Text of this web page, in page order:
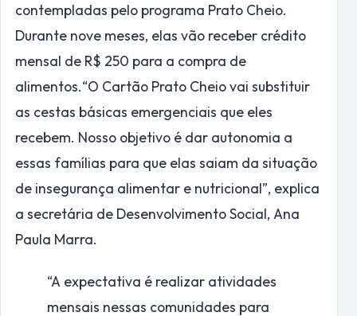
contempladas pelo programa Prato Cheio.
Durante nove meses, elas vão receber crédito
mensal de R$ 250 para a compra de
alimentos.“O Cartão Prato Cheio vai substituir
as cestas básicas emergenciais que eles
recebem. Nosso objetivo é dar autonomia a
essas famílias para que elas saiam da situação
de insegurança alimentar e nutricional”, explica
a secretária de Desenvolvimento Social, Ana
Paula Marra.
“A expectativa é realizar atividades
mensais nessas comunidades para